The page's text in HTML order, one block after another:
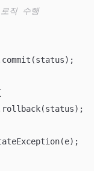
직 수행